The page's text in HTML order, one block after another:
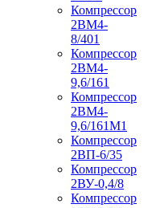
Компрессор
2ВМ4-
8/401
Компрессор
2ВМ4-
9,6/161
Компрессор
2ВМ4-
9,6/161М1
Компрессор
2ВП-6/35
Компрессор
2ВУ-0,4/8
Компрессор